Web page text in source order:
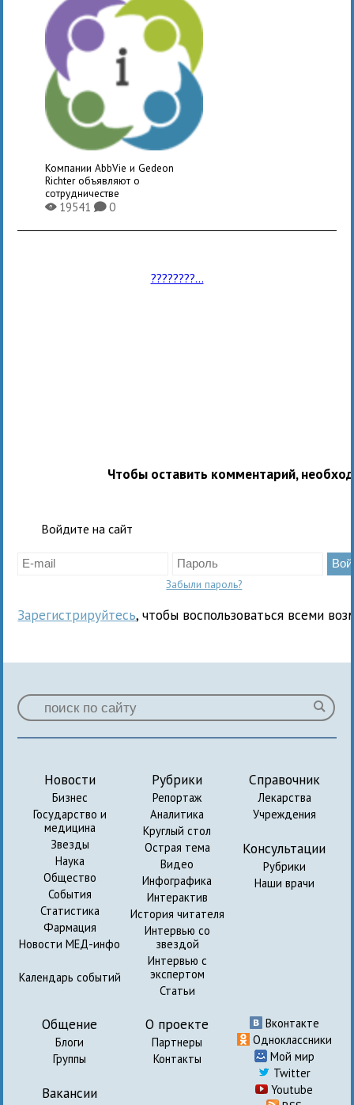
Компании AbbVie и Gedeon
Richter объявляют о
сотрудничестве
X19541K0
????????...
Чтобы оставить комментарий,
Войдите на сайт
Забыли пароль?
Зарегистрируйтесь, чтобы воспользоваться всеми
Новости
Бизнес
Государство и
медицина
Звезды
Наука
Общество
События
Статистика
Фармация
Новости МЕД-инфо
Календарь событий
Рубрики
Репортаж
Аналитика
Круглый стол
Острая тема
Видео
Инфографика
Интерактив
История читателя
Интервью со
звездой
Интервью с
экспертом
Статьи
Справочник
Лекарства
Учреждения
Консультации
Рубрики
Наши врачи
Общение
Блоги
Группы
Вакансии
О проекте
Партнеры
Контакты
Вконтакте
Одноклассники
Мой мир
Twitter
Youtube